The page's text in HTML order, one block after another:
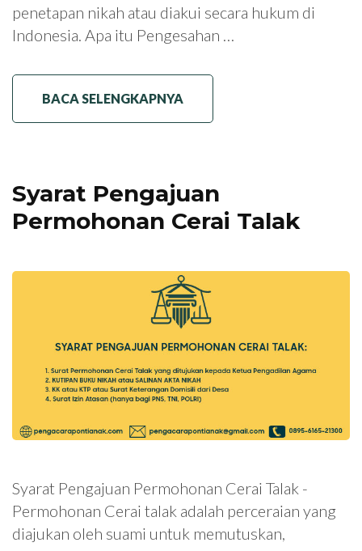
penetapan nikah atau diakui secara hukum di
Indonesia. Apa itu Pengesahan …
BACA SELENGKAPNYA
Syarat Pengajuan
Permohonan Cerai Talak
Syarat Pengajuan Permohonan Cerai Talak -
Permohonan Cerai talak adalah perceraian yang
diajukan oleh suami untuk memutuskan,